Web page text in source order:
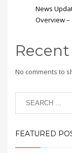
News
Overview –
No comments to
FEATURED